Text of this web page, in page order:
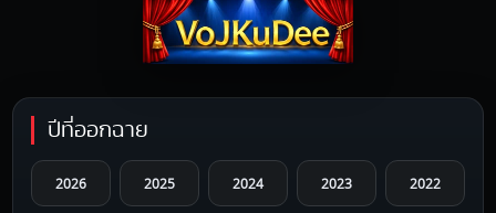
ปีที่ออกฉาย
2026 2025 2024 2023 2022